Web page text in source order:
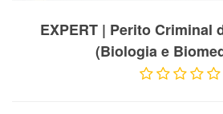
EXPERT | Perito Criminal
(Biologia e